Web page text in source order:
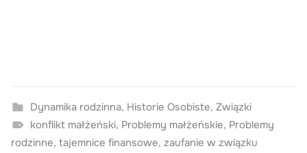
Dynamika rodzinna, Historie Osobiste, Związki
konflikt małżeński, Problemy małżeńskie, Problemy
rodzinne, tajemnice finansowe, zaufanie w związku